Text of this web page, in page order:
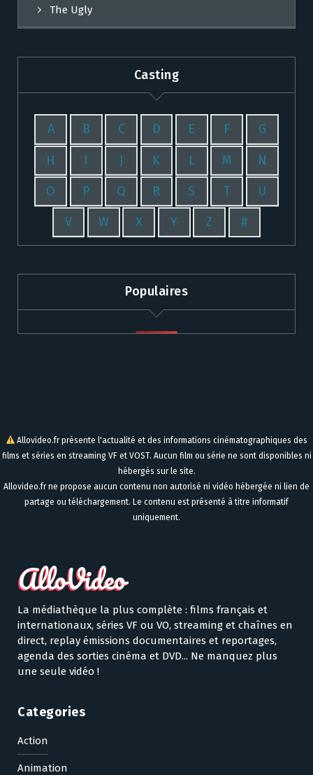
The Ugly
Casting
A B C D E F G
H I J K L M N
O P Q R S T U
V W X Y Z #
Populaires
Allovideo.fr présente l'actualité et des informations cinématographiques des
films et séries en streaming VF et VOST. Aucun film ou série ne sont disponibles ni
hébergés sur le site.
Allovideo.fr ne propose aucun contenu non autorisé ni vidéo hébergée ni lien de
partage ou téléchargement. Le contenu est présenté à titre informatif
uniquement.
La médiathèque la plus complète : films français et
internationaux, séries VF ou VO, streaming et chaînes en
direct, replay émissions documentaires et reportages,
agenda des sorties cinéma et DVD... Ne manquez plus
une seule vidéo !
Categories
Action
Animation